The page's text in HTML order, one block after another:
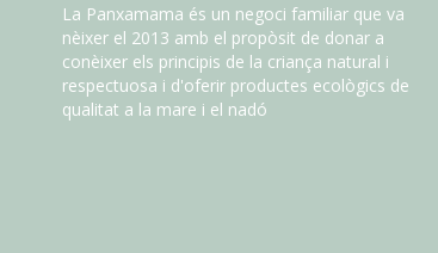
La Panxamama és un negoci familiar que va
nèixer el 2013 amb el propòsit de donar a
conèixer els principis de la criança natural i
respectuosa i d'oferir productes ecològics de
qualitat a la mare i el nadó